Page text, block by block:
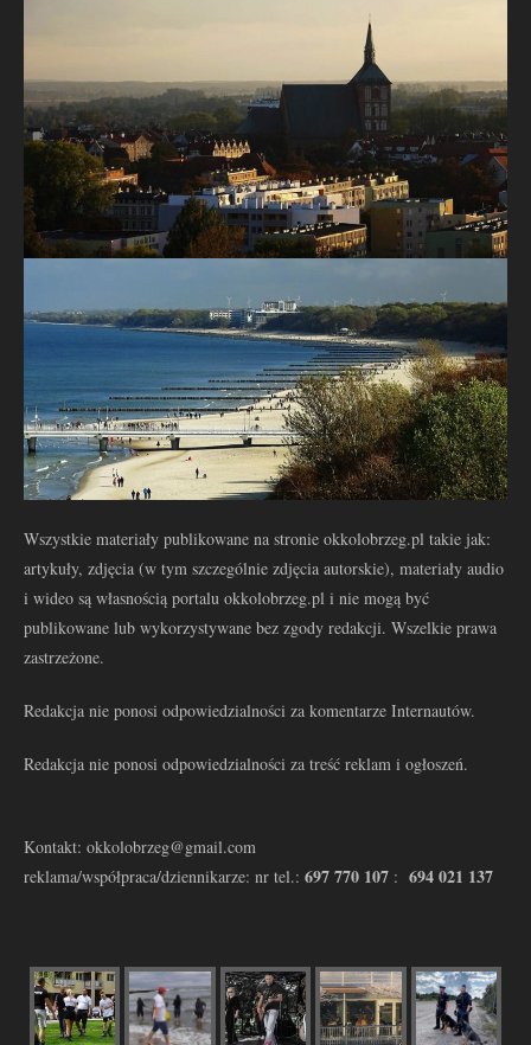
Wszystkie materiały publikowane na stronie okkolobrzeg.pl takie jak:
artykuły, zdjęcia (w tym szczególnie zdjęcia autorskie), materiały audio
i wideo są własnością portalu okkolobrzeg.pl i nie mogą być
publikowane lub wykorzystywane bez zgody redakcji. Wszelkie prawa
zastrzeżone.
Redakcja nie ponosi odpowiedzialności za komentarze Internautów.
Redakcja nie ponosi odpowiedzialności za treść reklam i ogłoszeń.
Kontakt: okkolobrzeg@gmail.com
reklama/współpraca/dziennikarze: nr tel.: 697 770 107 : 694 021 137